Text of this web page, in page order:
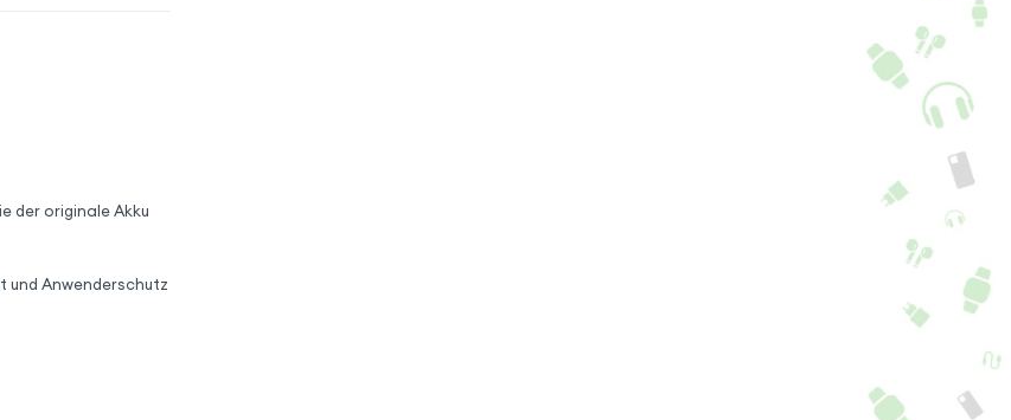
der originale Akku
und Anwenderschutz